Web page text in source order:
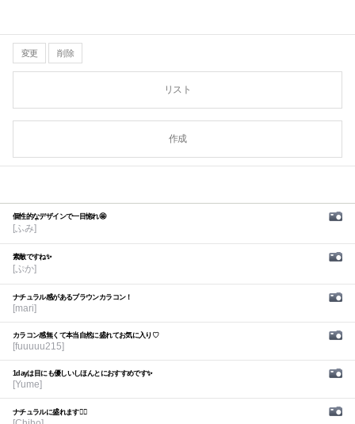
変更 削除
リスト
作成
個性的なデザインで一目惚れ🤩
[ふみ]
素敵ですね✨
[ぷか]
ナチュラル感があるブラウンカラコン！
[mari]
カラコン感無くて本当自然に盛れてお気に入り♡
[fuuuuu215]
1dayは目にも優しいしほんとにおすすめです✨
[Yume]
ナチュラルに盛れます🙆‍♀️